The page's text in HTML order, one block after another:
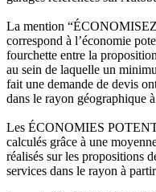
La mention
correspond à l’économie
fourchette entre la
au sein de laquelle un
fait une demande de devis
dans le rayon géographique
Les ÉCONOMIES
calculés grâce à une
réalisés sur les propositions
services dans le rayon à